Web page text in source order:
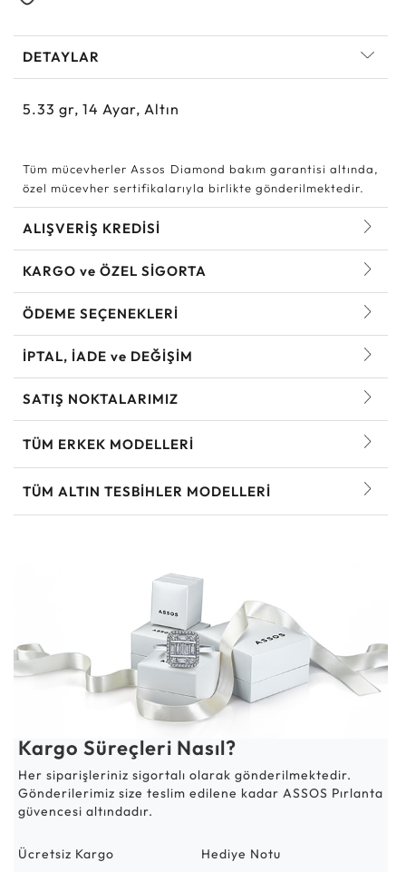
DETAYLAR
5.33 gr, 14 Ayar, Altın
Tüm mücevherler Assos Diamond bakım garantisi altında,
özel mücevher sertifikalarıyla birlikte gönderilmektedir.
ALIŞVERİŞ KREDİSİ
KARGO ve ÖZEL SİGORTA
ÖDEME SEÇENEKLERİ
İPTAL, İADE ve DEĞİŞİM
SATIŞ NOKTALARIMIZ
TÜM ERKEK MODELLERI
TÜM ALTIN TESBIHLER MODELLERI
Kargo Süreçleri Nasıl?
Her siparişleriniz sigortalı olarak gönderilmektedir.
Gönderilerimiz size teslim edilene kadar ASSOS Pırlanta
güvencesi altındadır.
Ücretsiz Kargo Hediye Notu